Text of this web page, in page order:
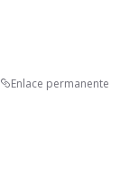
Enlace permanente